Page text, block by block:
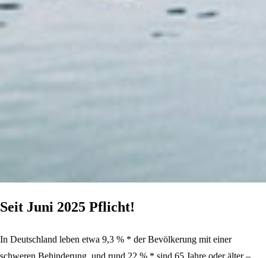
Seit Juni 2025 Pflicht!
In Deutschland leben etwa 9,3 % * der Bevölkerung mit einer
schweren Behinderung, und rund 22 % * sind 65 Jahre oder älter –